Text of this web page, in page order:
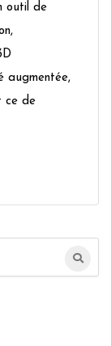
outil de
augmentée,
ce de